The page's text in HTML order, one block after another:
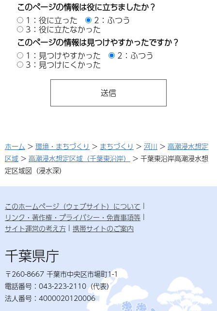
このページの情報は役に立ちましたか？
1：役に立った
2：ふつう
3：役に立たなかった
このページの情報は見つけやすかったですか？
1：見つけやすかった
2：ふつう
3：見つけにくかった
ホーム > 環境・まちづくり > まちづくり > 河川 > 高潮浸水想定
区域 > 高潮浸水想定区域（千葉東沿岸）
> 千葉東沿岸高潮浸水想
定区域図（浸水深）
このホームページ（ウェブサイト）について
リンク・著作権・プライバシー・免責事項等
サイト運営の考え方
携帯サイトのご案内
千葉県庁
〒260-8667 千葉市中央区市場町1-1
電話番号：043-223-2110（代表）
法人番号：4000020120006